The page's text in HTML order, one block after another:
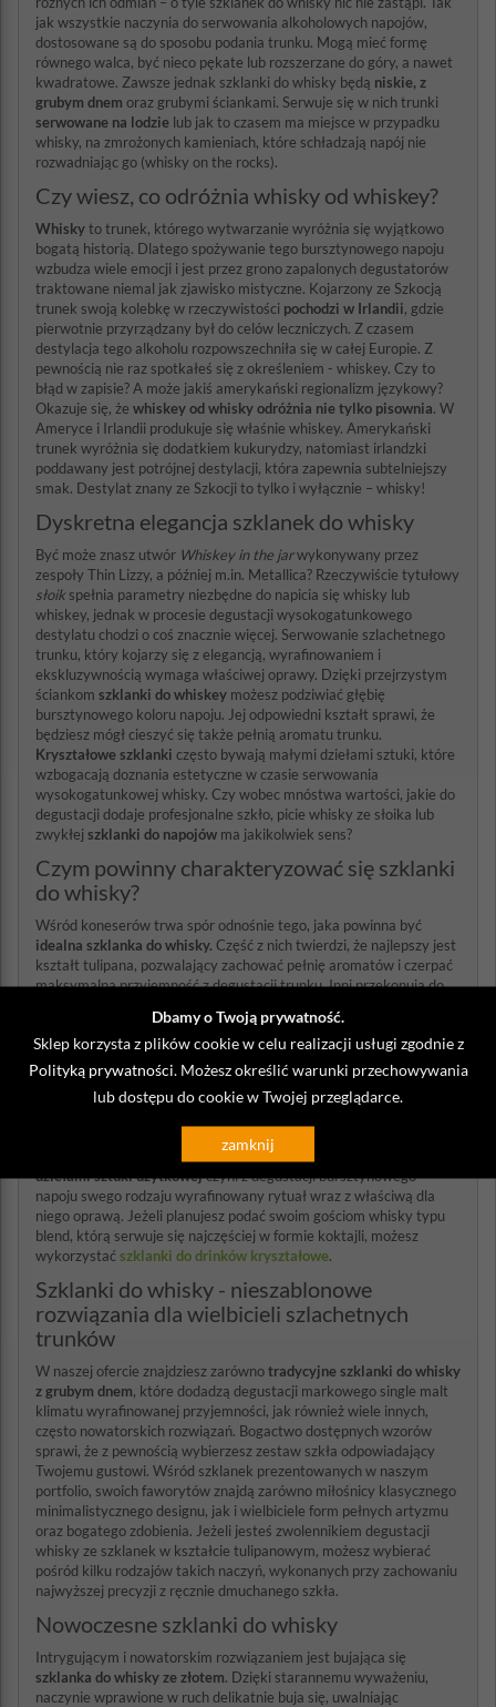
Dbamy o Twoją prywatność.
Sklep korzysta z plików cookie w celu realizacji usługi zgodnie z
Polityką prywatności. Możesz określić warunki przechowywania
lub dostępu do cookie w Twojej przeglądarce.
zamknij
jak wszystkie naczynia do serwowania alkoholowych napojów,
dostosowane są do sposobu podania trunku. Mogą mieć formę
równego walca, być nieco pękate lub rozszerzane do góry, a nawet
kwadratowe. Zawsze jednak szklanki do whisky będą niskie, z
grubym dnem oraz grubymi ściankami. Serwuje się w nich trunki
serwowane na lodzie lub jak to czasem ma miejsce w przypadku
whisky, na zmrożonych kamieniach, które schładzają napój nie
rozwadniając go (whisky on the rocks).
Czy wiesz, co odróżnia whisky od whiskey?
Whiskyto trunek, którego wytwarzanie wyróżnia się wyjątkowo
bogatą historią. Dlatego spożywanie tego bursztynowego napoju
wzbudza wiele emocji i jest przez grono zapalonych degustatorów
traktowane niemal jak zjawisko mistyczne. Kojarzony ze Szkocją
trunek swoją kolebkę w rzeczywistości pochodzi w Irlandii, gdzie
pierwotnie przyrządzany był do celów leczniczych. Z czasem
destylacja tego alkoholu rozpowszechniła się w całej Europie. Z
pewnością nie raz spotkałeś się z określeniem - whiskey. Czy to
błąd w zapisie? A może jakiś amerykański regionalizm językowy?
Okazuje się, że whiskey od whisky odróżnia nie tylko pisownia. W
Ameryce i Irlandii produkuje się właśnie whiskey. Amerykański
trunek wyróżnia się dodatkiem kukurydzy, natomiast irlandzki
poddawany jest potrójnej destylacji, która zapewnia subtelniejszy
smak. Destylat znany ze Szkocji to tylko i wyłącznie – whisky!
Dyskretna elegancja szklanek do whisky
Być może znasz utwór Whiskey in the jarwykonywany przez
zespoły Thin Lizzy, a później m.in. Metallica? Rzeczywiście tytułowy
słoikspełnia parametry niezbędne do napicia się whisky lub
whiskey, jednak w procesie degustacji wysokogatunkowego
destylatu chodzi o coś znacznie więcej. Serwowanie szlachetnego
trunku, który kojarzy się z elegancją, wyrafinowaniem i
ekskluzywnością wymaga właściwej oprawy. Dzięki przejrzystym
ściankom szklanki do whiskey możesz podziwiać głębię
bursztynowego koloru napoju. Jej odpowiedni kształt sprawi, że
będziesz mógł cieszyć się także pełnią aromatu trunku.
Kryształowe szklanki często bywają małymi dziełami sztuki, które
wzbogacają doznania estetyczne w czasie serwowania
wysokogatunkowej whisky. Czy wobec mnóstwa wartości, jakie do
degustacji dodaje profesjonalne szkło, picie whisky ze słoika lub
zwykłej szklanki do napojów ma jakikolwiek sens?
Czym powinny charakteryzować się szklanki
do whisky?
Wśród koneserów trwa spór odnośnie tego, jaka powinna być
idealna szklanka do whisky. Część z nich twierdzi, że najlepszy jest
kształt tulipana, pozwalający zachować pełnię aromatów i czerpać
maksymalną przyjemność z degustacji trunku. Inni przekonują do
wybór odpowiedniego szkła do degustacji whisky jest indywidualną
kwestią. Z pewnością nie powinien być on dziełem przypadku, lecz
owocem dokładnego przemyślenia i konfrontacji z własnymi
niezwykłe wzory może być wspaniałą, ekskluzywną ozdobą stołu. Z
karafka do whiskyotoczona małymi kryształowymi
dziełami sztuki użytkowejczyni z degustacji bursztynowego
napoju swego rodzaju wyrafinowany rytuał wraz z właściwą dla
niego oprawą. Jeżeli planujesz podać swoim gościom whisky typu
blend, którą serwuje się najczęściej w formie koktajli, możesz
wykorzystaćszklanki do drinków kryształowe.
Szklanki do whisky - nieszablonowe
rozwiązania dla wielbicieli szlachetnych
trunków
W naszej ofercie znajdziesz zarównotradycyjne szklanki do whisky
z grubym dnem, które dodadzą degustacji markowego single malt
klimatu wyrafinowanej przyjemności, jak również wiele innych,
często nowatorskich rozwiązań. Bogactwo dostępnych wzorów
sprawi, że z pewnością wybierzesz zestaw szkła odpowiadający
Twojemu gustowi. Wśród szklanek prezentowanych w naszym
portfolio, swoich faworytów znajdą zarówno miłośnicy klasycznego
minimalistycznego designu, jak i wielbiciele form pełnych artyzmu
oraz bogatego zdobienia. Jeżeli jesteś zwolennikiem degustacji
whisky ze szklanek w kształcie tulipanowym, możesz wybierać
pośród kilku rodzajów takich naczyń, wykonanych przy zachowaniu
najwyższej precyzji z ręcznie dmuchanego szkła.
Nowoczesne szklanki do whisky
Intrygującym i nowatorskim rozwiązaniem jest bujająca się
szklanka do whisky ze złotem. Dzięki starannemu wyważeniu,
naczynie wprawione w ruch delikatnie buja się, uwalniając